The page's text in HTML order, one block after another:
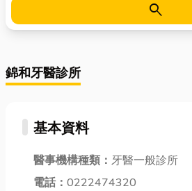
search
錦和牙醫診所
基本資料
醫事機構種類： 牙醫一般診所
電話： 0222474320